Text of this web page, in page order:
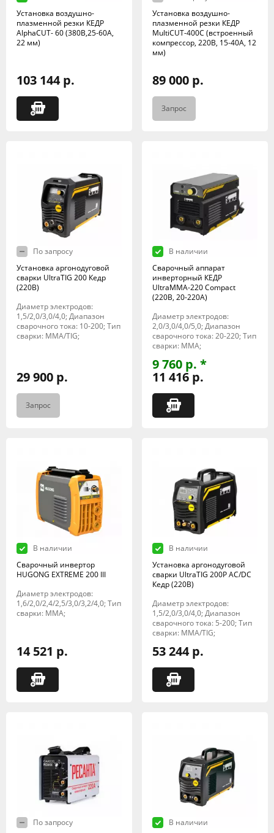
Установка воздушно-
плазменной резки КЕДР
AlphaCUT- 60 (380В,25-60А,
22 мм)
103 144 р.
Установка воздушно-
плазменной резки КЕДР
MultiCUT-400C (встроенный
компрессор, 220В, 15-40А, 12
мм)
89 000 р.
Запрос
По запросу
Установка аргонодуговой
сварки UltraTIG 200 Кедр
(220В)
Диаметр электродов:
1,5/2,0/3,0/4,0; Диапазон
сварочного тока: 10-200; Тип
сварки: MMA/TIG;
29 900 р.
Запрос
В наличии
Сварочный аппарат
инверторный КЕДР
UltraMMA-220 Compact
(220В, 20-220А)
Диаметр электродов:
2,0/3,0/4,0/5,0; Диапазон
сварочного тока: 20-220; Тип
сварки: MMA;
9 760 р. *
11 416 р.
В наличии
Сварочный инвертор
HUGONG EXTREME 200 III
Диаметр электродов:
1,6/2,0/2,4/2,5/3,0/3,2/4,0; Тип
сварки: MMA;
14 521 р.
В наличии
Установка аргонодуговой
сварки UltraTIG 200P AC/DC
Кедр (220В)
Диаметр электродов:
1,5/2,0/3,0/4,0; Диапазон
сварочного тока: 5-200; Тип
сварки: MMA/TIG;
53 244 р.
По запросу
В наличии